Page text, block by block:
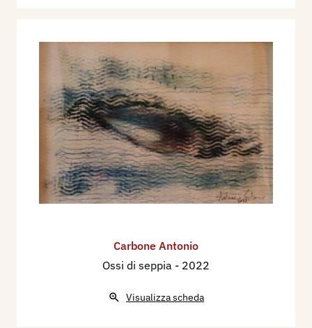
Carbone Antonio
Ossi di seppia - 2022
Visualizza scheda